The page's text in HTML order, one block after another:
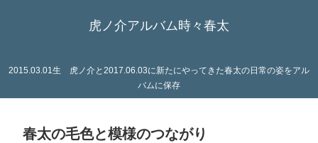
虎ノ介アルバム時々春太
2015.03.01生 虎ノ介と2017.06.03に新たにやってきた春太の日常の姿をアル
バムに保存
春太の毛色と模様のつながり